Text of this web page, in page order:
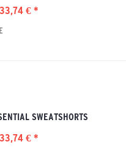
33,74 € *
SWEATSHORTS
33,74 € *